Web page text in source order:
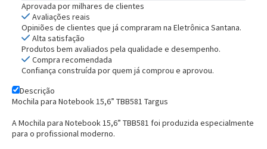
Aprovada por milhares de clientes
Avaliações reais
Opiniões de clientes que já compraram na Eletrônica Santana.
Alta satisfação
Produtos bem avaliados pela qualidade e desempenho.
Compra recomendada
Confiança construída por quem já comprou e aprovou.
Descrição
Mochila para Notebook 15,6” TBB581 Targus
AMochila para Notebook 15,6” TBB581 foi produzida especialmente
para o profissional moderno.